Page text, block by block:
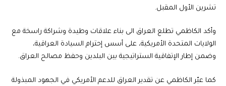
تشرين الأول المقبل.
وأكد الكاظمي تطلع العراق الى بناء علاقات وطيدة وشراكة راسخة مع
الولايات المتحدة الأمريكية، على أسس إحترام السيادة العراقية،
وضمن إطار الإتفاقية الستراتيجية بين البلدين وحفظ مصالح العراق.
كما عبّر الكاظمي عن تقدير العراق للدعم الأمريكي في الجهود المبذولة